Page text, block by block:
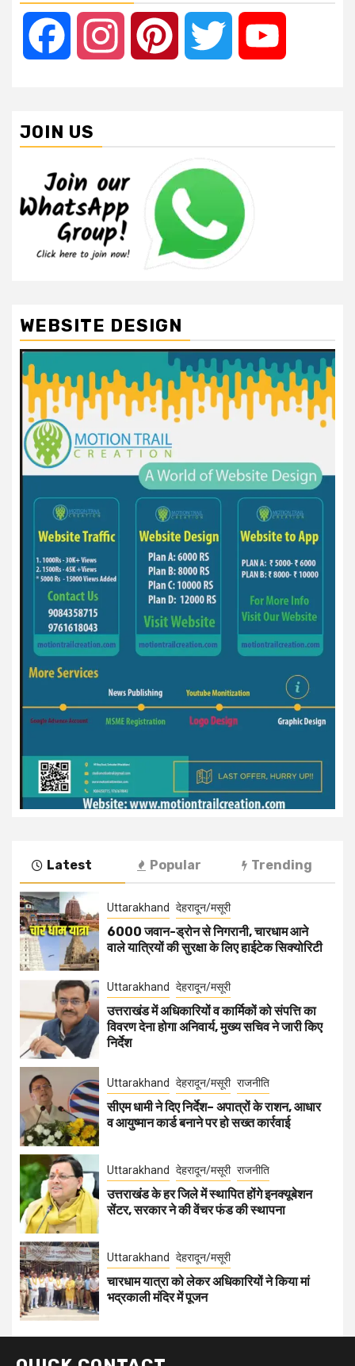
Facebook Instagram Pinterest Twitter
JOIN US
WEBSITE DESIGN
Latest Popular Trending
Uttarakhand देहरादून/मसूरी
6000 जवान-ड्रोन से निगरानी, चारधाम आने
वाले यात्रियों की सुरक्षा के लिए हाईटेक सिक्योरिटी
Uttarakhand देहरादून/मसूरी
उत्तराखंड में अधिकारियों व कार्मिकों को संपत्ति का
विवरण देना होगा अनिवार्य, मुख्य सचिव ने जारी किए
निर्देश
Uttarakhand देहरादून/मसूरी राजनीति
सीएम धामी ने दिए निर्देश– अपात्रों के राशन, आधार
व आयुष्मान कार्ड बनाने पर हो सख्त कार्रवाई
Uttarakhand देहरादून/मसूरी राजनीति
उत्तराखंड के हर जिले में स्थापित होंगे इनक्यूबेशन
सेंटर, सरकार ने की वेंचर फंड की स्थापना
Uttarakhand देहरादून/मसूरी
चारधाम यात्रा को लेकर अधिकारियों ने किया मां
भद्रकाली मंदिर में पूजन